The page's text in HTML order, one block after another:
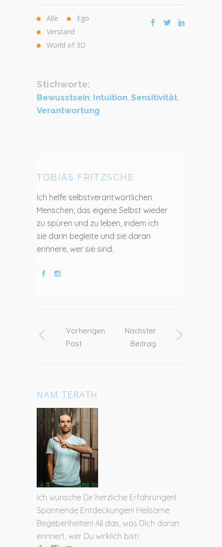
Alle
Ego
Verstand
World of 3D
Stichworte:
Bewusstsein, Intuition, Sensitivität,
Verantwortung
TOBIAS FRITZSCHE
Ich helfe selbstverantwortlichen
Menschen, das eigene Selbst wieder
zu spüren und zu leben, indem ich
sie darin begleite und sie daran
erinnere, wer sie sind.
Vorherigen
Post
Nächster
Beitrag
NAM TERATH
Ich wünsche Dir herzliche Erfahrungen!
Spannende Entdeckungen! Heilsame
Begebenheiten! All das, was DIch daran
erinnert, wer Du wirklich bist!